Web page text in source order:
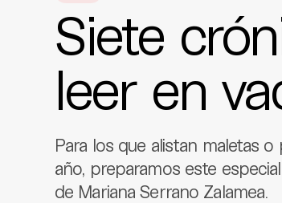
Siete
leer en
Para los que alistan maletas
año, preparamos este
de Mariana Serrano Zalamea.